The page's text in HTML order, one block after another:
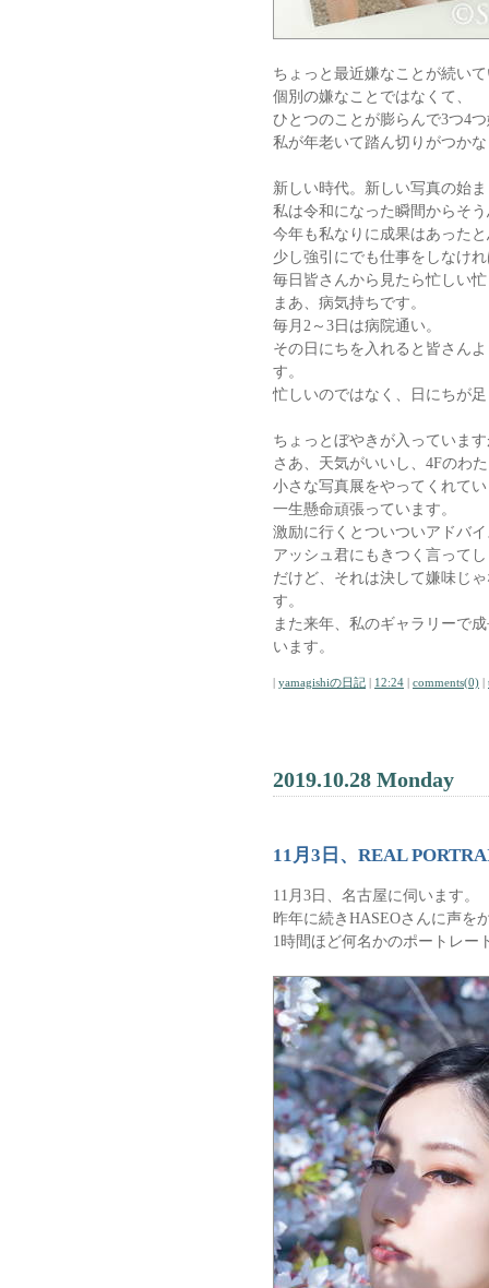
ちょっと最近嫌なことが続い
個別の嫌なことではなくて、
ひとつのことが膨らんで3つ4
私が年老いて踏ん切りがつか
新しい時代。新しい写真の始
私は令和になった瞬間からそ
今年も私なりに成果はあった
少し強引にでも仕事をしなけ
毎日皆さんから見たら忙しい
まあ、病気持ちです。
毎月2～3日は病院通い。
その日にちを入れると皆さん
す。
忙しいのではなく、日にちが
ちょっとぼやきが入っていま
さあ、天気がいいし、4Fのわ
小さな写真展をやってくれて
一生懸命頑張っています。
激励に行くとついついアドバ
アッシュ君にもきつく言って
だけど、それは決して嫌味じ
す。
また来年、私のギャラリーで
います。
| yamagishiの日記 | 12:24 | comments(0) |
2019.10.28 Monday
11月3日、REAL
11月3日、名古屋に伺います。
昨年に続きHASEOさんに声を
1時間ほど何名かのポートレー